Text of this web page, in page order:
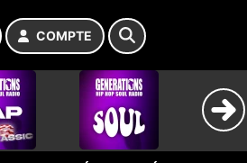
COMPTE